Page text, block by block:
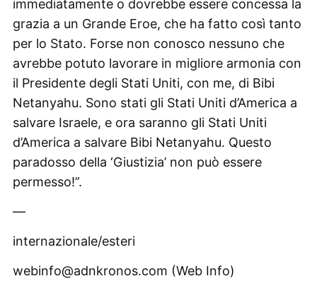
immediatamente o dovrebbe essere concessa la
grazia a un Grande Eroe, che ha fatto così tanto
per lo Stato. Forse non conosco nessuno che
avrebbe potuto lavorare in migliore armonia con
il Presidente degli Stati Uniti, con me, di Bibi
Netanyahu. Sono stati gli Stati Uniti d’America a
salvare Israele, e ora saranno gli Stati Uniti
d’America a salvare Bibi Netanyahu. Questo
paradosso della ‘Giustizia’ non può essere
permesso!”.
—
internazionale/esteri
webinfo@adnkronos.com (Web Info)